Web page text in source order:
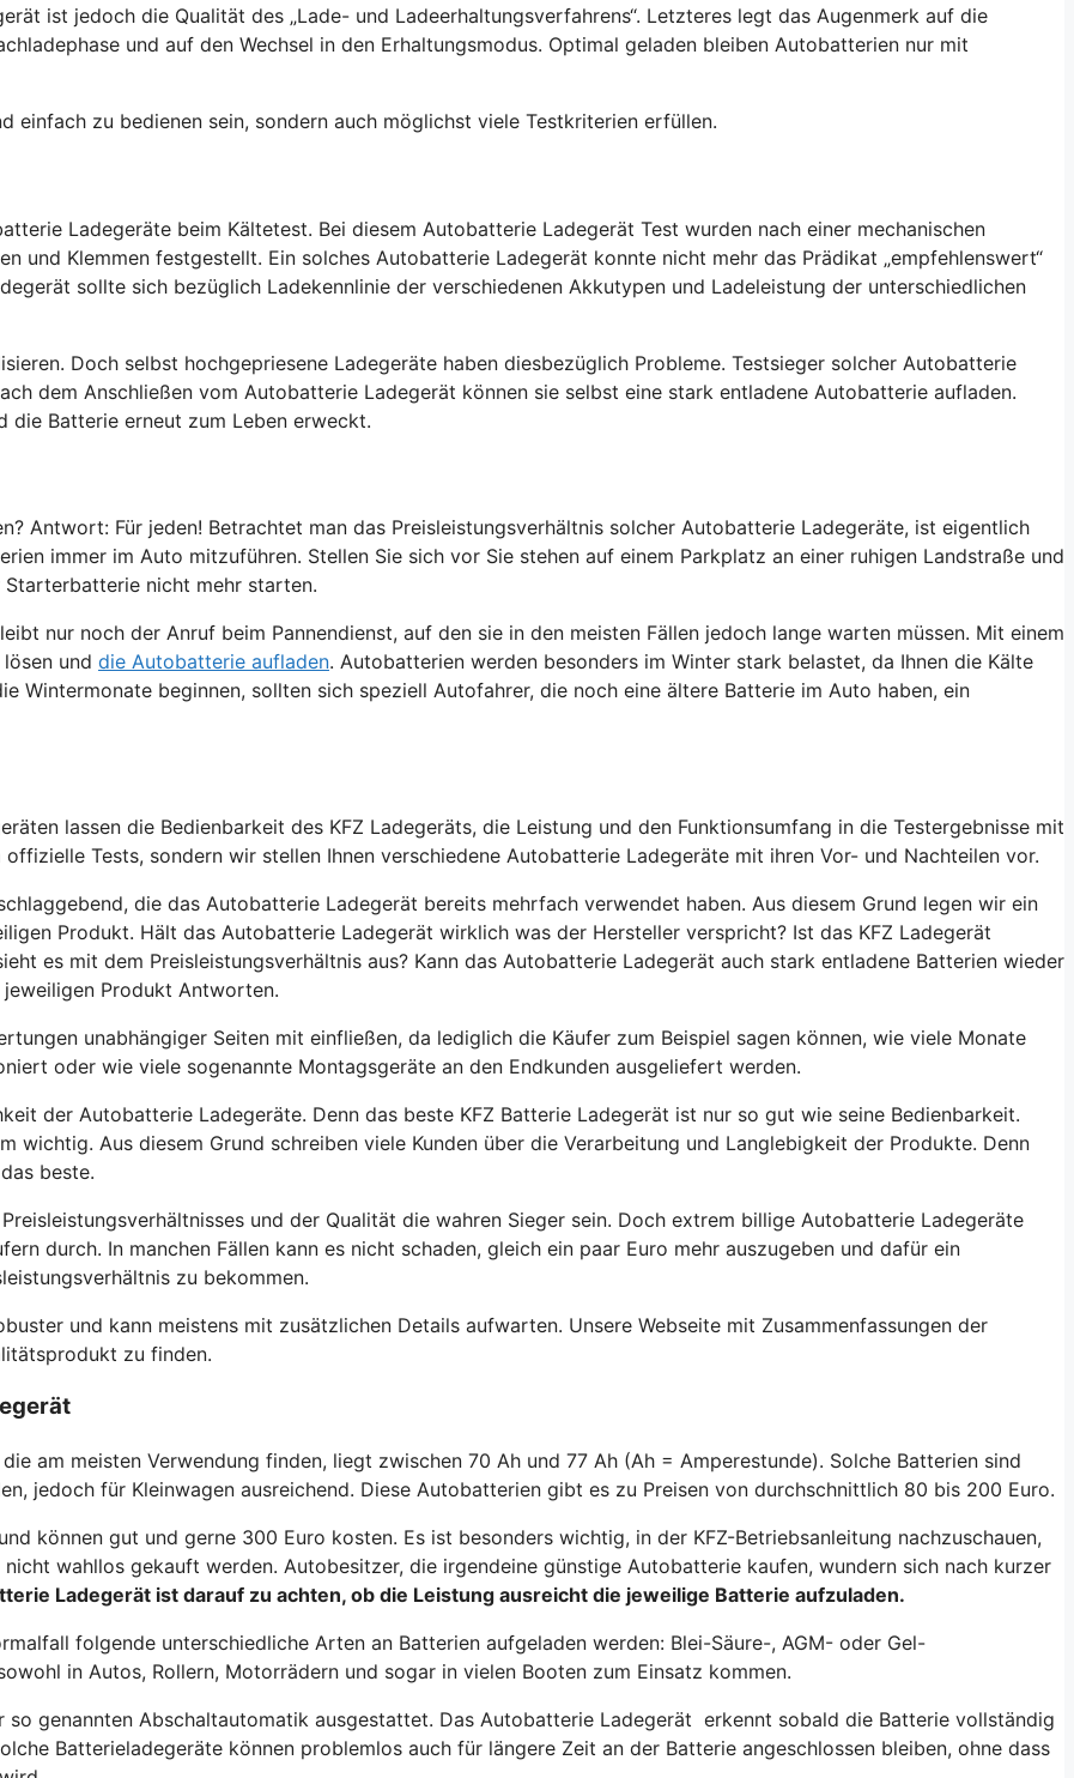
ist jedoch die Qualität des „Lade- und Ladeerhaltungsverfahrens“. Letzteres legt das Augenmerk auf die
und auf den Wechsel in den Erhaltungsmodus. Optimal geladen bleiben Autobatterien nur mit
einfach zu bedienen sein, sondern auch möglichst viele Testkriterien erfüllen.
Ladegeräte beim Kältetest. Bei diesem Autobatterie Ladegerät Test wurden nach einer mechanischen
und Klemmen festgestellt. Ein solches Autobatterie Ladegerät konnte nicht mehr das Prädikat „empfehlenswert“
sollte sich bezüglich Ladekennlinie der verschiedenen Akkutypen und Ladeleistung der unterschiedlichen
Doch selbst hochgepriesene Ladegeräte haben diesbezüglich Probleme. Testsieger solcher Autobatterie
dem Anschließen vom Autobatterie Ladegerät können sie selbst eine stark entladene Autobatterie aufladen.
die Batterie erneut zum Leben erweckt.
Antwort: Für jeden! Betrachtet man das Preisleistungsverhältnis solcher Autobatterie Ladegeräte, ist eigentlich
immer im Auto mitzuführen. Stellen Sie sich vor Sie stehen auf einem Parkplatz an einer ruhigen Landstraße und
nicht mehr starten.
nur noch der Anruf beim Pannendienst, auf den sie in den meisten Fällen jedoch lange warten müssen. Mit einem
und die Autobatterie aufladen. Autobatterien werden besonders im Winter stark belastet, da Ihnen die Kälte
Wintermonate beginnen, sollten sich speziell Autofahrer, die noch eine ältere Batterie im Auto haben, ein
lassen die Bedienbarkeit des KFZ Ladegeräts, die Leistung und den Funktionsumfang in die Testergebnisse mit
Tests, sondern wir stellen Ihnen verschiedene Autobatterie Ladegeräte mit ihren Vor- und Nachteilen vor.
die das Autobatterie Ladegerät bereits mehrfach verwendet haben. Aus diesem Grund legen wir ein
Produkt. Hält das Autobatterie Ladegerät wirklich was der Hersteller verspricht? Ist das KFZ Ladegerät
es mit dem Preisleistungsverhältnis aus? Kann das Autobatterie Ladegerät auch stark entladene Batterien wieder
Produkt Antworten.
unabhängiger Seiten mit einfließen, da lediglich die Käufer zum Beispiel sagen können, wie viele Monate
oder wie viele sogenannte Montagsgeräte an den Endkunden ausgeliefert werden.
der Autobatterie Ladegeräte. Denn das beste KFZ Batterie Ladegerät ist nur so gut wie seine Bedienbarkeit.
wichtig. Aus diesem Grund schreiben viele Kunden über die Verarbeitung und Langlebigkeit der Produkte. Denn
beste.
und der Qualität die wahren Sieger sein. Doch extrem billige Autobatterie Ladegeräte
durch. In manchen Fällen kann es nicht schaden, gleich ein paar Euro mehr auszugeben und dafür ein
zu bekommen.
und kann meistens mit zusätzlichen Details aufwarten. Unsere Webseite mit Zusammenfassungen der
zu finden.
am meisten Verwendung finden, liegt zwischen 70 Ah und 77 Ah (Ah = Amperestunde). Solche Batterien sind
jedoch für Kleinwagen ausreichend. Diese Autobatterien gibt es zu Preisen von durchschnittlich 80 bis 200 Euro.
können gut und gerne 300 Euro kosten. Es ist besonders wichtig, in der KFZ-Betriebsanleitung nachzuschauen,
wahllos gekauft werden. Autobesitzer, die irgendeine günstige Autobatterie kaufen, wundern sich nach kurzer
Ladegerät ist darauf zu achten, ob die Leistung ausreicht die jeweilige Batterie aufzuladen.
folgende unterschiedliche Arten an Batterien aufgeladen werden: Blei-Säure-, AGM- oder Gel-
in Autos, Rollern, Motorrädern und sogar in vielen Booten zum Einsatz kommen.
so genannten Abschaltautomatik ausgestattet. Das Autobatterie Ladegerät erkennt sobald die Batterie vollständig
Batterieladegeräte können problemlos auch für längere Zeit an der Batterie angeschlossen bleiben, ohne dass